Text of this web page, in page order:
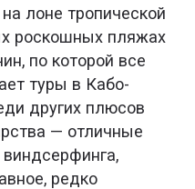
лоне тропической
роскошных пляжах
по которой все
туры в Кабо-
других плюсов
— отличные
редко